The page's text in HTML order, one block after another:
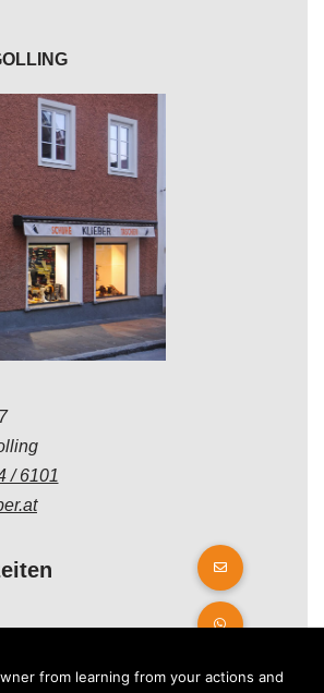
/ 6101
Uhr
from learning from your actions and